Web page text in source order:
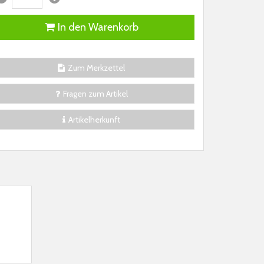
In den Warenkorb
Zum Merkzettel
Fragen zum Artikel
Artikelherkunft